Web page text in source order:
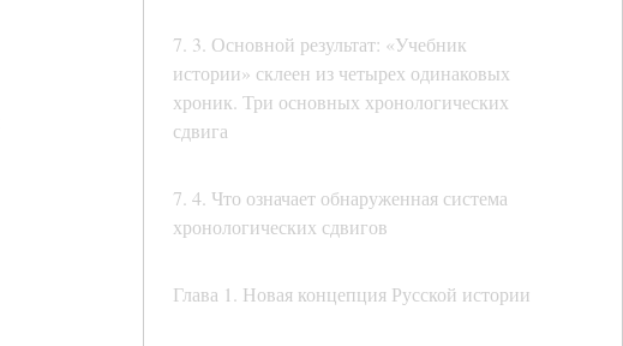
7. 3. Основной результат: «Учебник
истории» склеен из четырех одинаковых
хроник. Три основных хронологических
сдвига
7. 4. Что означает обнаруженная система
хронологических сдвигов
Глава 1. Новая концепция Русской истории